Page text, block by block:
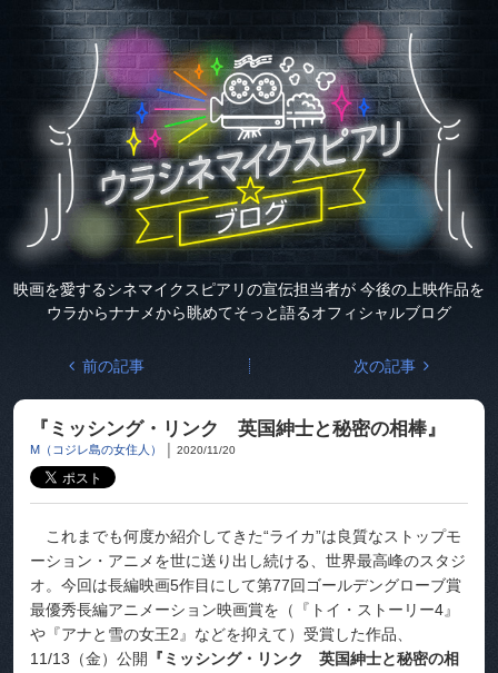
映画を愛するシネマイクスピアリの宣伝担当者が 今後の上映作品を
ウラからナナメから眺めてそっと語るオフィシャルブログ
前の記事 次の記事
『ミッシング・リンク 英国紳士と秘密の相棒』
M（コジレ島の女住人） 2020/11/20
これまでも何度か紹介してきた“ライカ”は良質なストップモ
ーション・アニメを世に送り出し続ける、世界最高峰のスタジ
オ。今回は長編映画5作目にして第77回ゴールデングローブ賞
最優秀長編アニメーション映画賞を（『トイ・ストーリー4』
や『アナと雪の女王2』などを抑えて）受賞した作品、
11/13（金）公開
『ミッシング・リンク 英国紳士と秘密の相